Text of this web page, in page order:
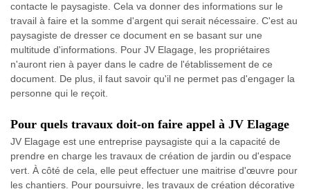
contacte le paysagiste. Cela va donner des informations sur le
travail à faire et la somme d'argent qui serait nécessaire. C'est au
paysagiste de dresser ce document en se basant sur une
multitude d'informations. Pour JV Elagage, les propriétaires
n'auront rien à payer dans le cadre de l'établissement de ce
document. De plus, il faut savoir qu'il ne permet pas d'engager la
personne qui le reçoit.
Pour quels travaux doit-on faire appel à JV Elagage
JV Elagage est une entreprise paysagiste qui a la capacité de
prendre en charge les travaux de création de jardin ou d'espace
vert. À côté de cela, elle peut effectuer une maitrise d'œuvre pour
les chantiers. Pour poursuivre, les travaux de création décorative